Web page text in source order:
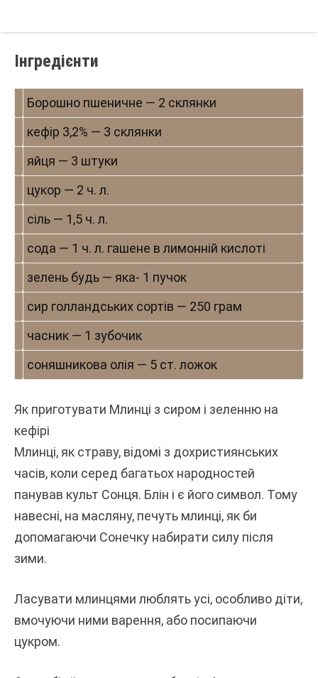
Інгредієнти
Борошно пшеничне — 2 склянки
кефір 3,2% — 3 склянки
яйця — 3 штуки
цукор — 2 ч. л.
сіль — 1,5 ч. л.
сода — 1 ч. л. гашене в лимонній кислоті
зелень будь — яка- 1 пучок
сир голландських сортів — 250 грам
часник — 1 зубочик
соняшникова олія — 5 ст. ложок
Як приготувати Млинці з сиром і зеленню на
кефірі
Млинці, як страву, відомі з дохристиянських
часів, коли серед багатьох народностей
панував культ Сонця. Блін і є його символ. Тому
навесні, на масляну, печуть млинці, як би
допомагаючи Сонечку набирати силу після
зими.
Ласувати млинцями люблять усі, особливо діти,
вмочуючи ними варення, або посипаючи
цукром.